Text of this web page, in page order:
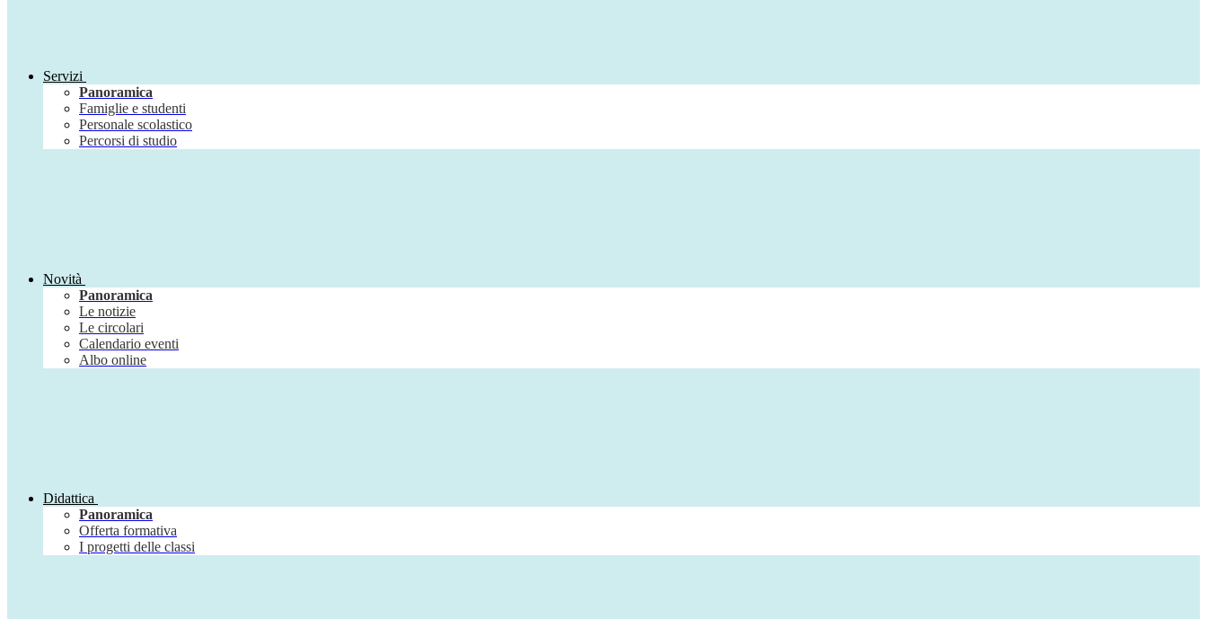
Servizi
Panoramica
Famiglie e studenti
Personale scolastico
Percorsi di studio
Novità
Panoramica
Le notizie
Le circolari
Calendario eventi
Albo online
Didattica
Panoramica
Offerta formativa
I progetti delle classi